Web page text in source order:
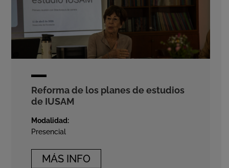
Reforma de los planes de estudios
de IUSAM
Modalidad:
Presencial
MÁS INFO